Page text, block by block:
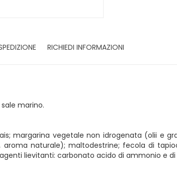
RICHIEDI INFORMAZIONI
marino.
margarina vegetale non idrogenata (olii e
aroma naturale); maltodestrine; fecola di
lievitanti: carbonato acido di ammonio e